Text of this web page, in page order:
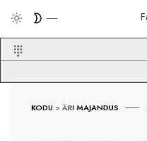
KODU >ÄRI MAJANDUS